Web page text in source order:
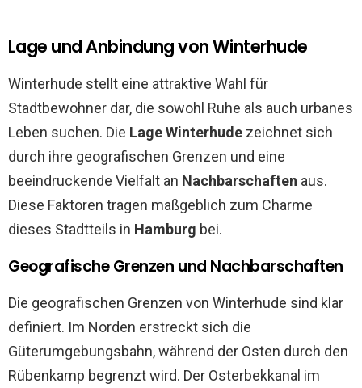
Lage und Anbindung von Winterhude
Winterhude stellt eine attraktive Wahl für
Stadtbewohner dar, die sowohl Ruhe als auch urbanes
Leben suchen. Die Lage Winterhude zeichnet sich
durch ihre geografischen Grenzen und eine
beeindruckende Vielfalt an Nachbarschaften aus.
Diese Faktoren tragen maßgeblich zum Charme
dieses Stadtteils in Hamburg bei.
Geografische Grenzen und Nachbarschaften
Die geografischen Grenzen von Winterhude sind klar
definiert. Im Norden erstreckt sich die
Güterumgebungsbahn, während der Osten durch den
Rübenkamp begrenzt wird. Der Osterbekkanal im